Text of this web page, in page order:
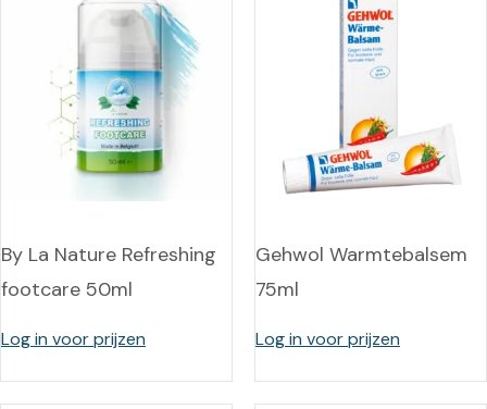
By La Nature Refreshing
footcare 50ml
Log in voor prijzen
Gehwol Warmtebalsem
75ml
Log in voor prijzen